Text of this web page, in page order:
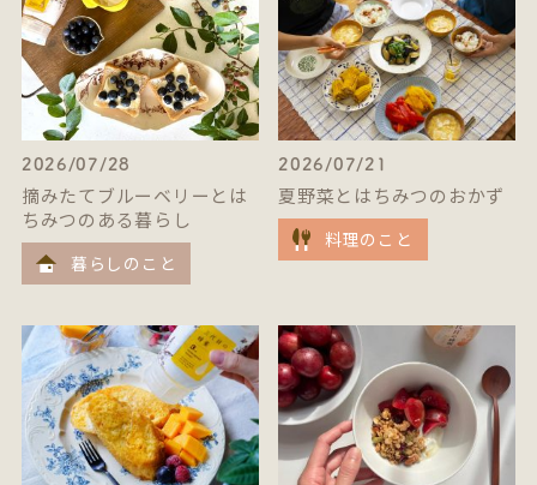
2026/07/28
摘みたてブルーベリーとは
ちみつのある暮らし
暮らしのこと
2026/07/21
夏野菜とはちみつのおかず
料理のこと